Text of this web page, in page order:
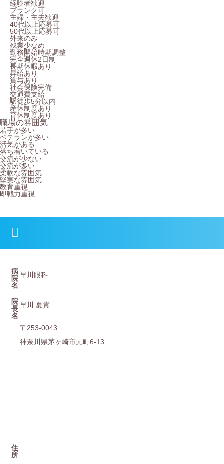
経験者歓迎
ブランク可
主婦・主夫歓迎
40代以上応募可
50代以上応募可
外来のみ
残業少なめ
勤務開始時期調整
完全週休2日制
長期休暇あり
昇給あり
賞与あり
社会保険完備
交通費支給
駅徒歩5分以内
産休制度あり
育休制度あり
職場の雰囲気
若手が多い
ベテランが多い
活気がある
落ち着いている
交流が少ない
交流が多い
柔軟な雰囲気
堅実な雰囲気
教育重視
即戦力重視
病
院
名
早川眼科
院
⻑
名
早川 夏貴
住
所
〒253-0043
神奈川県茅ヶ崎市元町6-13